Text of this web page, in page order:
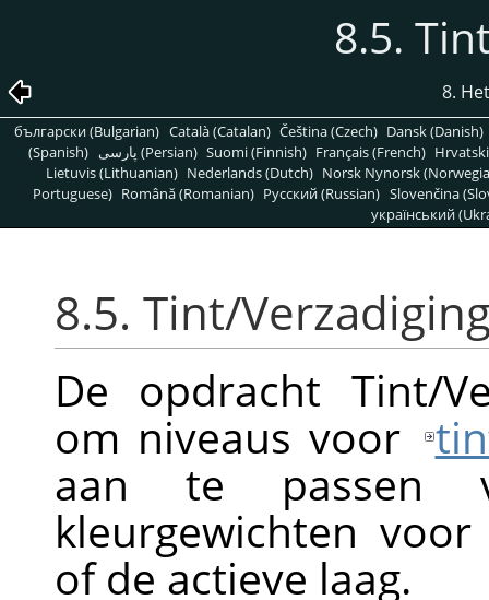
8.5.
8.
български (Bulgarian) Català (Catalan) Čeština (Czech) Dansk (Danish)
(Spanish)
پارسی (Persian) Suomi (Finnish) Français (French)
Lietuvis (Lithuanian) Nederlands (Dutch) Norsk Nynorsk
Portuguese) Română (Romanian) Pусский (Russian) Slovenčina
український
8.5. Tint/
De opdracht Tint/
om niveaus voor
aan te passen
kleurgewichten
of de actieve laag.